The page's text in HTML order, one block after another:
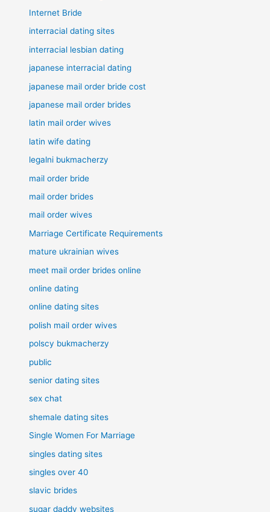
Internet Bride
interracial dating sites
interracial lesbian dating
japanese interracial dating
japanese mail order bride cost
japanese mail order brides
latin mail order wives
latin wife dating
legalni bukmacherzy
mail order bride
mail order brides
mail order wives
Marriage Certificate Requirements
mature ukrainian wives
meet mail order brides online
online dating
online dating sites
polish mail order wives
polscy bukmacherzy
public
senior dating sites
sex chat
shemale dating sites
Single Women For Marriage
singles dating sites
singles over 40
slavic brides
sugar daddy websites